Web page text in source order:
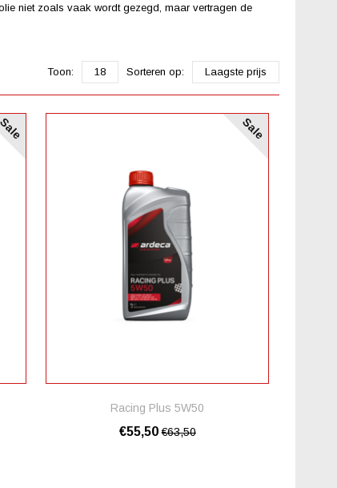
niet zoals vaak wordt gezegd, maar vertragen de
Sorteren op: Laagste prijs
Toon: 18
Sale Sale
Racing Plus 5W50
€55,50€63,50